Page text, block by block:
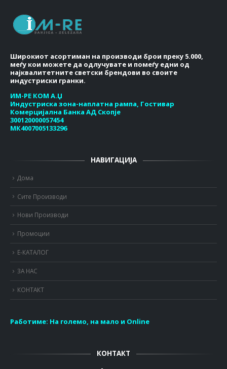
Широкиот асортиман на производи брои преку 5.000,
меѓу кои можете да одлучувате и помеѓу едни од
најквалитетните светски брендови во своите
индустриски гранки.
ИМ-РЕ КОМ А.Џ
Индустриска зона-наплатна рампа, Гостивар
Комерцијална Банка АД Скопје
300120000057454
МК4007005133296
НАВИГАЦИЈА
Дома
Сите Производи
Нови Производи
Промоции
Е-КАТАЛОГ
ЗА НАС
КОНТАКТ
Работиме: На големо, на мало и Online
КОНТАКТ